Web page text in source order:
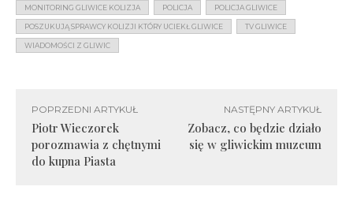
MONITORING GLIWICE KOLIZJA POLICJA POLICJA GLIWICE
POSZUKUJĄ SPRAWCY KOLIZJI KTÓRY UCIEKŁ GLIWICE TV GLIWICE
WIADOMOŚCI Z GLIWIC
POPRZEDNI ARTYKUŁ
Piotr Wieczorek
porozmawia z chętnymi
do kupna Piasta
NASTĘPNY ARTYKUŁ
Zobacz, co będzie działo
się w gliwickim muzeum